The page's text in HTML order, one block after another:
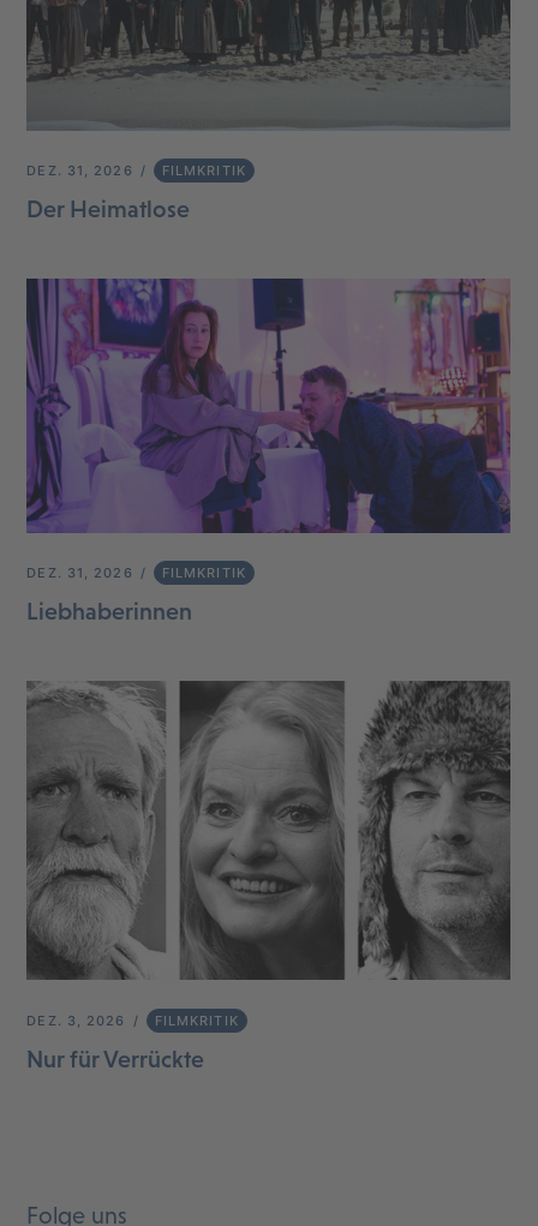
DEZ. 31, 2026 FILMKRITIK
Der Heimatlose
DEZ. 31, 2026 FILMKRITIK
Liebhaberinnen
DEZ. 3, 2026 FILMKRITIK
Nur für Verrückte
Folge uns